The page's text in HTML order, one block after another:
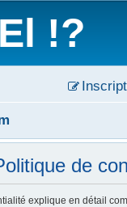
!?
de
explique en détail